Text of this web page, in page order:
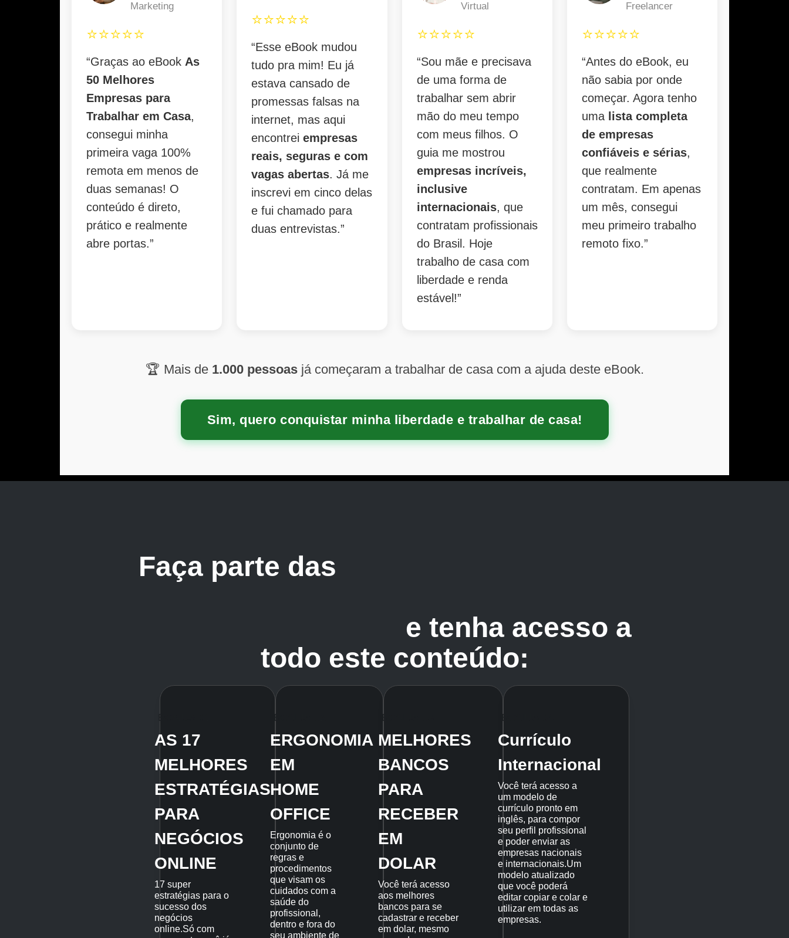
Marketing
⭐⭐⭐⭐⭐
“Graças ao eBook As
50 Melhores
Empresas para
Trabalhar em Casa,
consegui minha
primeira vaga 100%
remota em menos de
duas semanas! O
conteúdo é direto,
prático e realmente
abre portas.”
⭐⭐⭐⭐⭐
“Esse eBook mudou
tudo pra mim! Eu já
estava cansado de
promessas falsas na
internet, mas aqui
encontreiempresas
reais, seguras e com
vagas abertas. Já me
inscrevi em cinco delas
e fui chamado para
duas entrevistas.”
Virtual
⭐⭐⭐⭐⭐
“Sou mãe e precisava
de uma forma de
trabalhar sem abrir
mão do meu tempo
com meus filhos. O
guia me mostrou
empresas incríveis,
inclusive
internacionais, que
contratam profissionais
do Brasil. Hoje
trabalho de casa com
liberdade e renda
estável!”
Freelancer
⭐⭐⭐⭐⭐
“Antes do eBook, eu
não sabia por onde
começar. Agora tenho
uma lista completa
de empresas
confiáveis e sérias,
que realmente
contratam. Em apenas
um mês, consegui
meu primeiro trabalho
remoto fixo.”
🏆 Mais de 1.000 pessoasjá começaram a trabalhar de casa com a ajuda deste eBook.
Sim, quero conquistar minha liberdade e trabalhar de casa!
Faça parte das
e tenha acesso a
todo este conteúdo:
BONUS 01
AS 17
MELHORES
ESTRATÉGIAS
PARA
NEGÓCIOS
ONLINE
17 super
estratégias para o
sucesso dos
negócios
online.Só com
BONUS 02
ERGONOMIA
EM
HOME
OFFICE
Ergonomia é o
conjunto de
regras e
procedimentos
que visam os
cuidados com a
saúde do
profissional,
dentro e fora do
seu ambiente de
BONUS 03
MELHORES
BANCOS
PARA
RECEBER
EM
DOLAR
Você terá acesso
aos melhores
bancos para se
cadastrar e receber
em dolar, mesmo
BONUS 04
Currículo
Internacional
Você terá acesso a
um modelo de
currículo pronto em
inglês, para compor
seu perfil profissional
e poder enviar as
empresas nacionais
e internacionais.Um
modelo atualizado
que você poderá
editar copiar e colar e
utilizar em todas as
empresas.